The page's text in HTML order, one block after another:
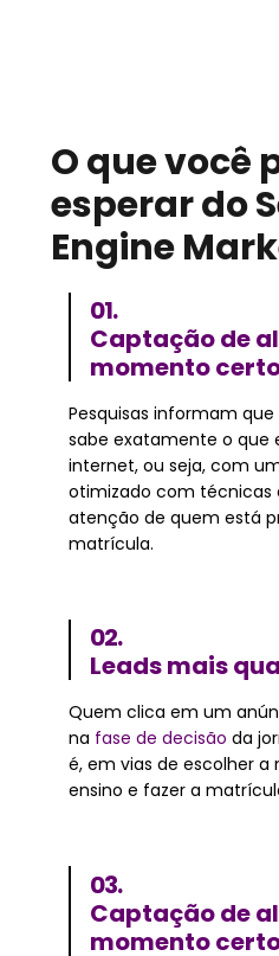
O que você
esperar do
Engine
01.
Captação de
momento
Pesquisas informam que
sabe exatamente o que
internet, ou seja, com
otimizado com técnicas
atenção de quem está
matrícula.
02.
Leads mais
Quem clica em um
na fase de decisão da
é, em vias de escolher
ensino e fazer a
03.
Captação de
momento